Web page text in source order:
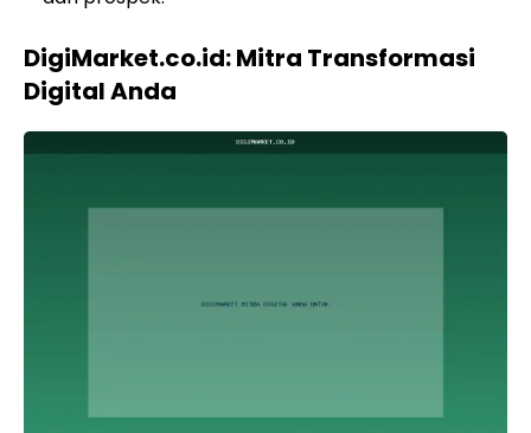
DigiMarket.co.id: Mitra Transformasi
Digital Anda